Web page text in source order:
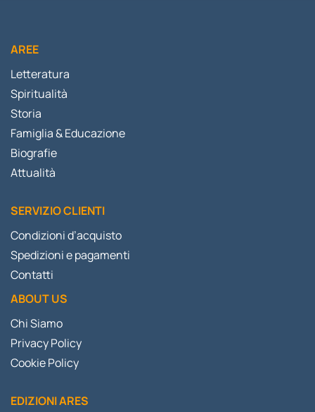
AREE
Letteratura
Spiritualità
Storia
Famiglia & Educazione
Biografie
Attualità
SERVIZIO CLIENTI
Condizioni d’acquisto
Spedizioni e pagamenti
Contatti
ABOUT US
Chi Siamo
Privacy Policy
Cookie Policy
EDIZIONI ARES